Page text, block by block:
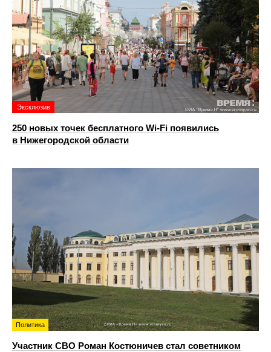
Эксклюзив
250 новых точек бесплатного Wi-Fi появились
в Нижегородской области
Политика
Участник СВО Роман Костюничев стал советником